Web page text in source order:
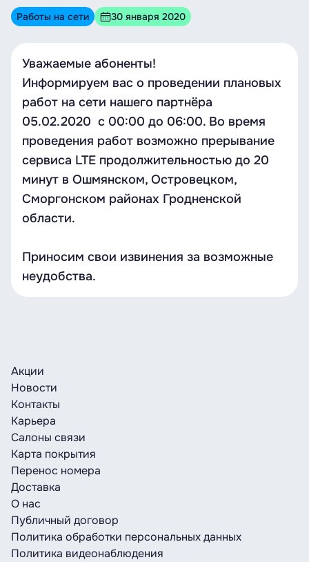
Работы на сети 30 января 2020
Уважаемые абоненты!
Информируем вас о проведении плановых
работ на сети нашего партнёра
05.02.2020 с 00:00 до 06:00. Во время
проведения работ возможно прерывание
сервиса LTE продолжительностью до 20
минут в Ошмянском, Островецком,
Сморгонском районах Гродненской
области.
Приносим свои извинения за возможные
неудобства.
Акции
Новости
Контакты
Карьера
Салоны связи
Карта покрытия
Перенос номера
Доставка
О нас
Публичный договор
Политика обработки персональных данных
Политика видеонаблюдения